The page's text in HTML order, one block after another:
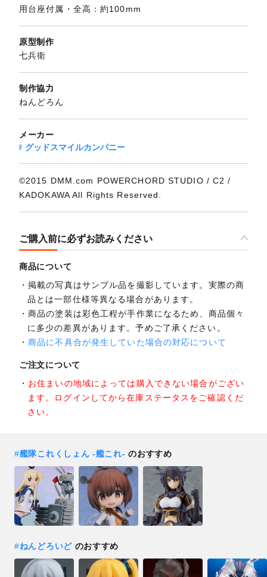
用台座付属・全高：約100mm
原型制作
七兵衛
制作協力
ねんどろん
メーカー
グッドスマイルカンパニー
©2015 DMM.com POWERCHORD STUDIO / C2 /
KADOKAWA All Rights Reserved.
ご購入前に必ずお読みください
商品について
掲載の写真はサンプル品を撮影しています。実際の商
品とは一部仕様等異なる場合があります。
商品の塗装は彩色工程が手作業になるため、商品個々
に多少の差異があります。予めご了承ください。
商品に不具合が発生していた場合の対応について
ご注文について
お住まいの地域によっては購入できない場合がござい
ます。ログインしてから在庫ステータスをご確認くだ
さい。
#艦隊これくしょん ‐艦これ‐ のおすすめ
#ねんどろいどのおすすめ